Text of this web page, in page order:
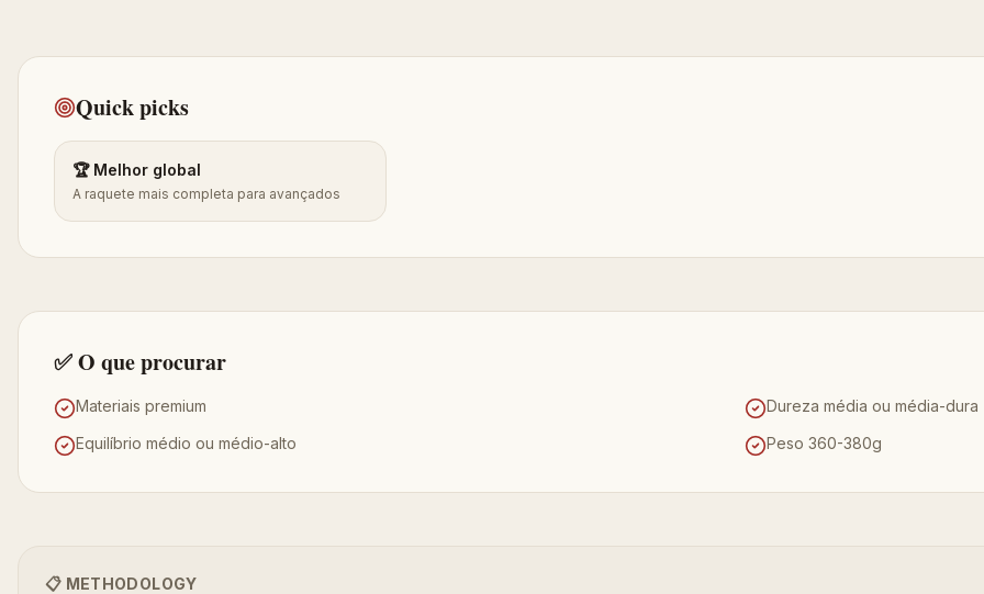
Quick picks
🏆 Melhor global
A raquete mais completa para avançados
✅ O que procurar
Materiais premium
Dureza média ou média-dura
Equilíbrio médio ou médio-alto
Peso 360-380g
📋 METHODOLOGY